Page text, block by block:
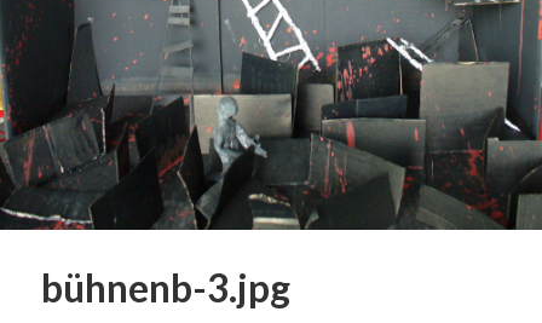
bühnenb-3.jpg